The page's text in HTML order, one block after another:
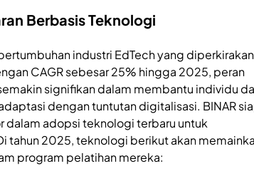
Berbasis Teknologi
industri EdTech yang diperkirakan
CAGR sebesar 25% hingga 2025​, peran
signifikan dalam membantu individu
dengan tuntutan digitalisasi. BINAR
dalam adopsi teknologi terbaru untuk
tahun 2025, teknologi berikut akan
program pelatihan mereka: